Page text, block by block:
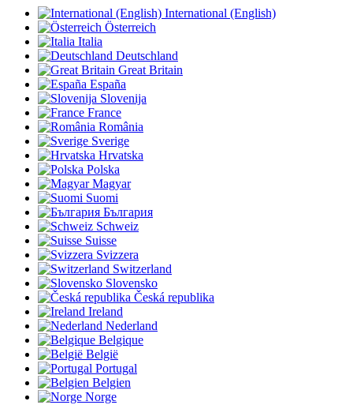
International (English)
Österreich
Italia
Deutschland
Great Britain
España
Slovenija
France
România
Sverige
Hrvatska
Polska
Magyar
Suomi
България
Schweiz
Suisse
Svizzera
Switzerland
Slovensko
Česká republika
Ireland
Nederland
Belgique
België
Portugal
Belgien
Norge